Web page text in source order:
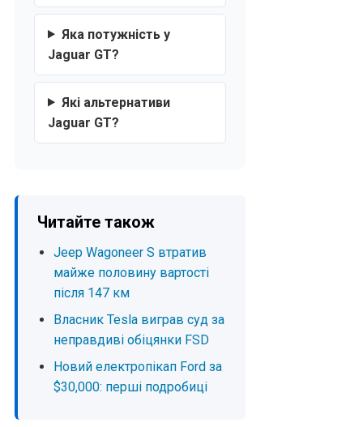
Яка потужність у
Jaguar GT?
Які альтернативи
Jaguar GT?
Читайте також
Jeep Wagoneer S втратив
майже половину вартості
після 147 км
Власник Tesla виграв суд за
неправдиві обіцянки FSD
Новий електропікап Ford за
$30,000: перші подробиці